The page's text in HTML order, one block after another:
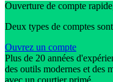
Ouverture de compte
Deux types de comptes
Ouvrez un compte
Plus de 20 années
des outils modernes et des